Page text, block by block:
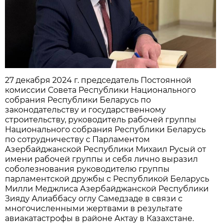
27 декабря 2024 г. председатель Постоянной
комиссии Совета Республики Национального
собрания Республики Беларусь по
законодательству и государственному
строительству, руководитель рабочей группы
Национального собрания Республики Беларусь
по сотрудничеству с Парламентом
Азербайджанской Республики Михаил Русый от
имени рабочей группы и себя лично выразил
соболезнования руководителю группы
парламентской дружбы с Республикой Беларусь
Милли Меджлиса Азербайджанской Республики
Зияду Алиаббасу оглу Самедзаде в связи с
многочисленными жертвами в результате
авиакатастрофы в районе Актау в Казахстане.